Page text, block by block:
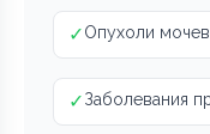
✓Опухоли
✓Заболевания